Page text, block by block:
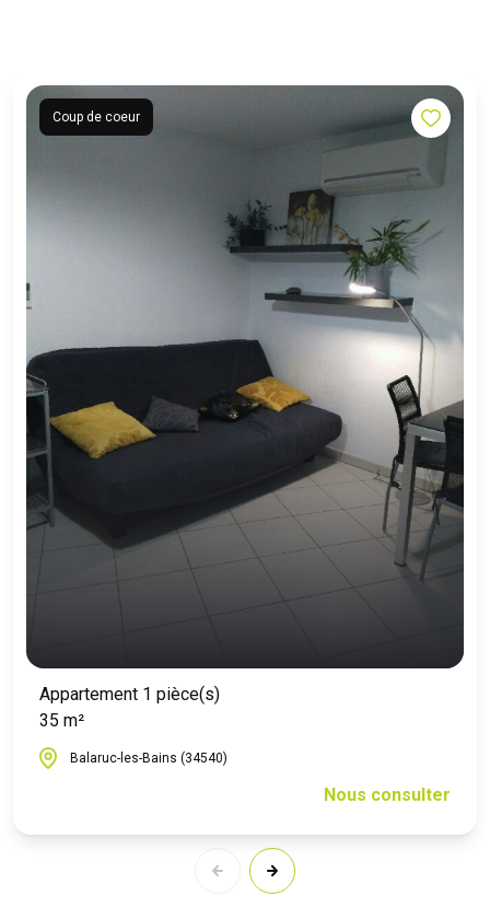
Coup de coeur
Appartement 1 pièce(s)
35 m²
Balaruc-les-Bains (34540)
Nous consulter